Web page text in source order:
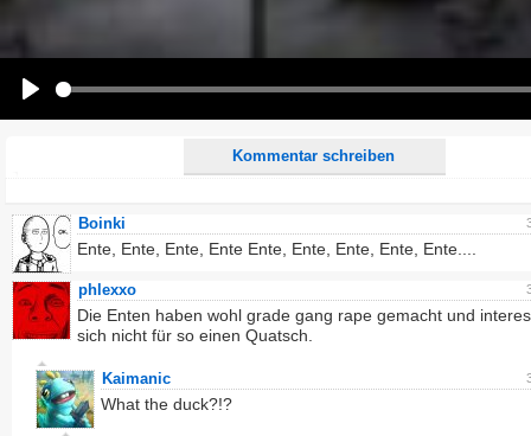
Kommentar schreiben
Ich möchte eine E-Mail, wenn auf dieser Seite weitere Kommentare erscheinen.
Boinki
Ente, Ente, Ente, Ente Ente, Ente, Ente, Ente, Ente....
phlexxo
Die Enten haben wohl grade gang rape gemacht und
sich nicht für so einen Quatsch.
Kaimanic
What the duck?!?